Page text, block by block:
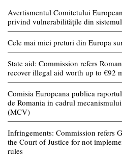
Avertismentul Comitetului
privind vulnerabilitățile din
Cele mai mici preturi din Europa
State aid: Commission refers
recover illegal aid worth up to €92
Comisia Europeana publica
de Romania in cadrul
(MCV)
Infringements: Commission refers
the Court of Justice for not
rules